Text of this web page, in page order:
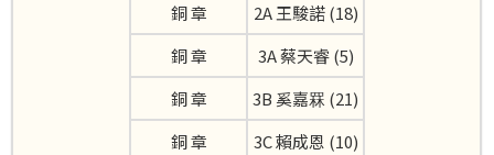
銅 章
2A 王駿諾 (18)
銅 章
3A 蔡天睿 (5)
銅 章
3B 奚嘉罧 (21)
銅 章
3C 賴成恩 (10)